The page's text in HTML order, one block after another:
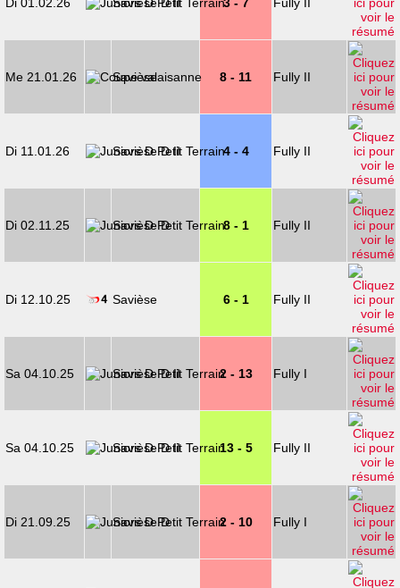
Me 21.01.26 Savièse 8 - 11 Fully II
Di 11.01.26 Savièse D II 4 - 4 Fully II
Di 02.11.25 Savièse D 8 - 1 Fully II
Di 12.10.25 Savièse 6 - 1 Fully II
Sa 04.10.25 Savièse D II 2 - 13 Fully I
Sa 04.10.25 Savièse D II 13 - 5 Fully II
Di 21.09.25 Savièse D 2 - 10 Fully I